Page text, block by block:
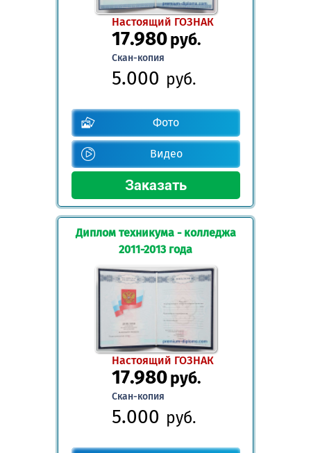
Настоящий ГОЗНАК
17.980руб.
Скан-копия
5.000 руб.
Фото
Видео
Диплом техникума - колледжа
2011-2013 года
Настоящий ГОЗНАК
17.980руб.
Скан-копия
5.000 руб.